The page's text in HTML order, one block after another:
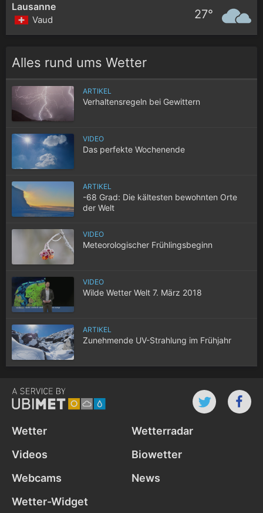
Lausanne
Vaud 27°
Alles rund ums Wetter
ARTIKEL
Verhaltensregeln bei Gewittern
VIDEO
Das perfekte Wochenende
ARTIKEL
-68 Grad: Die kältesten bewohnten Orte
der Welt
VIDEO
Meteorologischer Frühlingsbeginn
VIDEO
Wilde Wetter Welt 7. März 2018
ARTIKEL
Zunehmende UV-Strahlung im Frühjahr
Wetter
Wetterradar
Videos
Biowetter
Webcams
News
Wetter-Widget